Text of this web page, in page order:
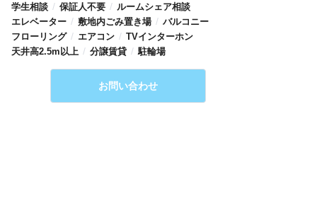
学生相談 / 保証人不要 / ルームシェア相談
エレベーター / 敷地内ごみ置き場 / バルコニー
フローリング / エアコン / TVインターホン
天井高2.5m以上 / 分譲賃貸 / 駐輪場
お問い合わせ